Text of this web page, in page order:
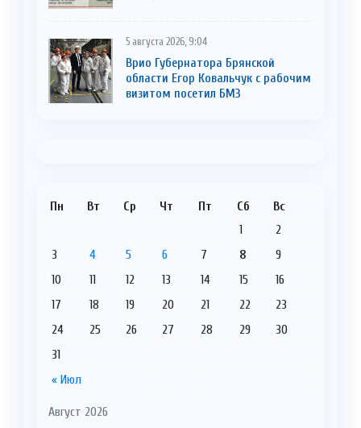
5 августа 2026, 9:04
Врио Губернатора Брянской
области Егор Ковальчук с рабочим
визитом посетил БМЗ
Август 2026
Пн Вт Ср Чт Пт Сб Вс
« Июл
1
2
3
4 5 6 7 8
9
10
11 12 13 14 15
16
17
18 19 20 21 22
23
24
25 26 27 28 29
30
31